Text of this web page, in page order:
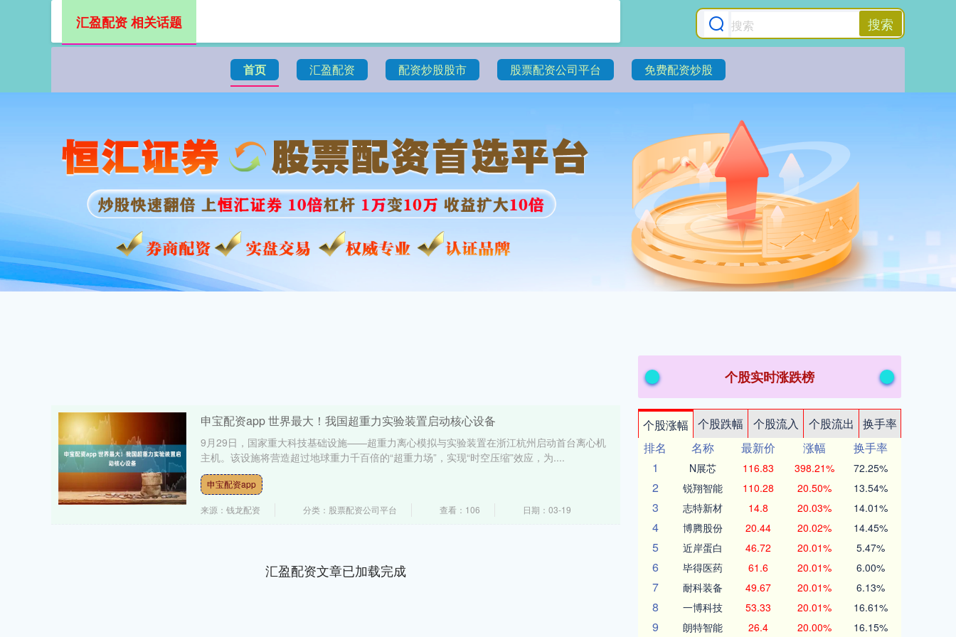
搜索
首页 汇盈配资 配资炒股股市 股票配资公司平台 免费配资炒股
汇盈配资 相关话题
申宝配资app 世界最大！我国超重力实验装置启动核心设备
9月29日，国家重大科技基础设施——超重力离心模拟与实验装置在浙江杭州启动首台离心机
主机。该设施将营造超过地球重力千百倍的“超重力场”，实现“时空压缩”效应，为....
申宝配资app
来源：钱龙配资 分类：股票配资公司平台 查看：106 日期：03-19
汇盈配资文章已加载完成
个股实时涨跌榜
个股涨幅 个股跌幅 个股流入 个股流出
换手率
排名
名称 最新价 涨幅
换手率
1
N展芯 116.83 398.21% 72.25%
2 锐翔智能 110.28 20.50% 13.54%
3 志特新材 14.8 20.03% 14.01%
4 博腾股份 20.44 20.02% 14.45%
5 近岸蛋白 46.72 20.01% 5.47%
6 毕得医药 61.6 20.01% 6.00%
7 耐科装备 49.67 20.01% 6.13%
8 一博科技 53.33 20.01% 16.61%
9 朗特智能 26.4 20.00% 16.15%